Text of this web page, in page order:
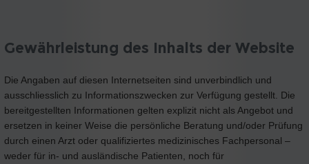
Gewährleistung des Inhalts der Website
Die Angaben auf diesen Internetseiten sind unverbindlich und
ausschliesslich zu Informationszwecken zur Verfügung gestellt. Die
bereitgestellten Informationen gelten explizit nicht als Angebot und
ersetzen in keiner Weise die persönliche Beratung und/oder Prüfung
durch einen Arzt oder qualifiziertes medizinisches Fachpersonal –
weder für in- und ausländische Patienten, noch für